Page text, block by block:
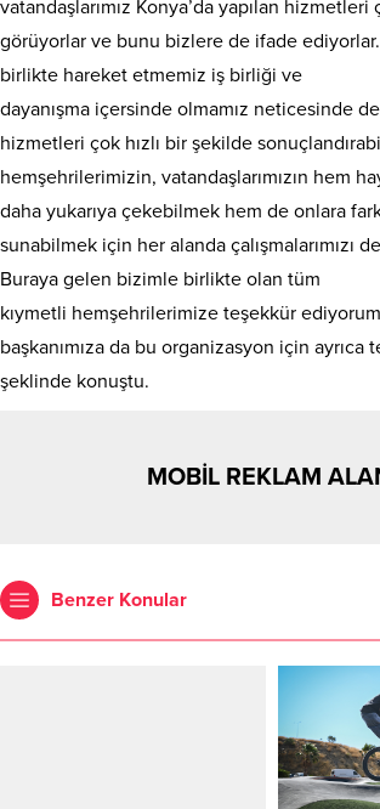
vatandaşlarımız Konya’da yapılan
görüyorlar ve bunu bizlere de ifade
birlikte hareket etmemiz iş birliği ve
dayanışma içersinde olmamız neticesinde
hizmetleri çok hızlı bir şekilde
hemşehrilerimizin, vatandaşlarımızın hem
daha yukarıya çekebilmek hem de onlara
sunabilmek için her alanda çalışmalarımızı
Buraya gelen bizimle birlikte olan tüm
kıymetli hemşehrilerimize teşekkür
başkanımıza da bu organizasyon için ayrıca
şeklinde konuştu.
MOBİL REKLAM
Benzer Konular